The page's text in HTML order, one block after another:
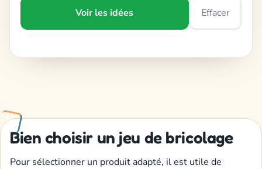
Voir les idées Effacer
Bien choisir un jeu de bricolage
Pour sélectionner un produit adapté, il est utile de